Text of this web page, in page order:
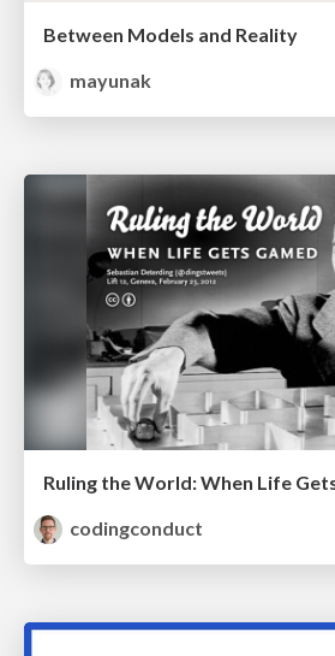
Between Models and Reality
mayunak
Ruling the World: When Life
codingconduct